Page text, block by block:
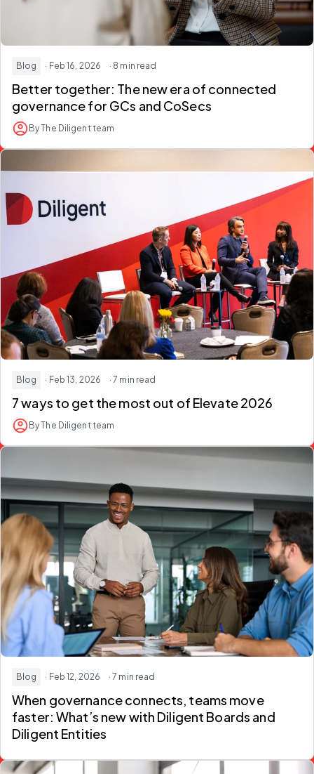
Blog · Feb 16, 2026 · 8 min read
Better together: The new era of connected
governance for GCs and CoSecs
By The Diligent team
Blog · Feb 13, 2026 · 7 min read
7 ways to get the most out of Elevate 2026
By The Diligent team
Blog · Feb 12, 2026 · 7 min read
When governance connects, teams move
faster: What’s new with Diligent Boards and
Diligent Entities